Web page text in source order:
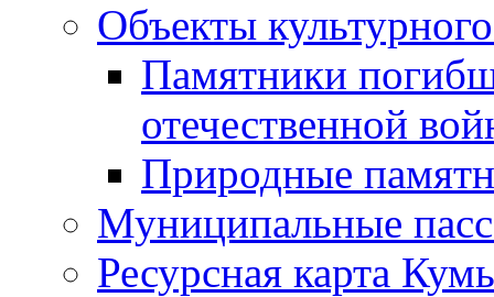
Объекты
Памятники
отечественной
Природные
Муниципальные
Ресурсная карта